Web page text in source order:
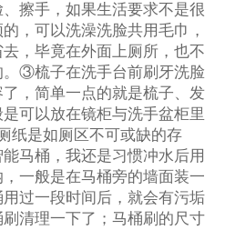
擦手，如果生活要求不是很
，可以洗澡洗脸共用毛巾，
，毕竟在外面上厕所，也不
。③梳子在洗手台前刷牙洗脸
，简单一点的就是梳子、发
可以放在镜柜与洗手盆柜里
纸是如厕区不可或缺的存
马桶，我还是习惯冲水后用
一般是在马桶旁的墙面装一
过一段时间后，就会有污垢
清理一下了；马桶刷的尺寸